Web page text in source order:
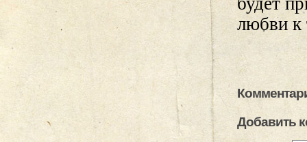
любви к
Добавить